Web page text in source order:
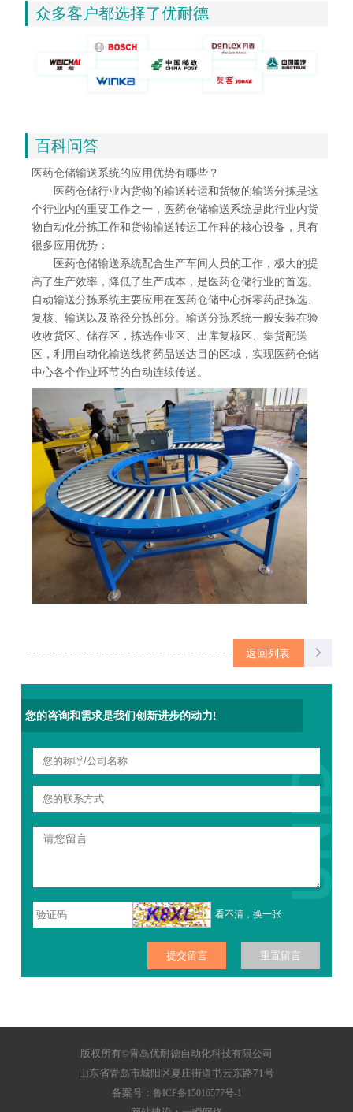
众多客户都选择了优耐德
百科问答
医药仓储输送系统的应用优势有哪些？
医药仓储行业内货物的输送转运和货物的输送分拣是这
个行业内的重要工作之一，医药仓储输送系统是此行业内货
物自动化分拣工作和货物输送转运工作种的核心设备，具有
很多应用优势：
医药仓储输送系统配合生产车间人员的工作，极大的提
高了生产效率，降低了生产成本，是医药仓储行业的首选。
自动输送分拣系统主要应用在医药仓储中心拆零药品拣选、
复核、输送以及路径分拣部分。输送分拣系统一般安装在验
收收货区、储存区，拣选作业区、出库复核区、集货配送
区，利用自动化输送线将药品送达目的区域，实现医药仓储
中心各个作业环节的自动连续传送。
返回列表
您的咨询和需求是我们创新进步的动力!
看不清，换一张
版权所有©青岛优耐德自动化科技有限公司
山东省青岛市城阳区夏庄街道书云东路71号
备案号： 鲁ICP备15016577号-1